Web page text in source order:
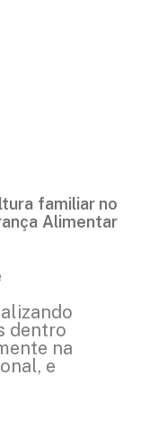
familiar no
Alimentar
dentro
na
e